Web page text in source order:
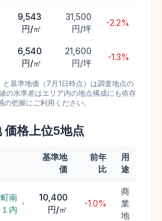
9,543
円/㎡
31,500
円/坪
-2.2%
6,540
円/㎡
21,600
円/坪
-1.3%
基準地価（7月1日時点）は調査地点の
の水準差はエリア内の地点構成にも依存
把握にご利用ください。
価格上位5地点
基準地
価
前年
比
用
途
南
内
10,400
円/㎡
-1.0%
商
業
地